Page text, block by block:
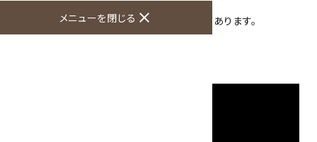
メニューを閉じる close
波のような個性的な模様をしており、存在感があります。
丸玉と一緒に台が付きます。